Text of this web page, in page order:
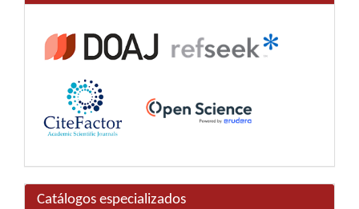
Catálogos especializados